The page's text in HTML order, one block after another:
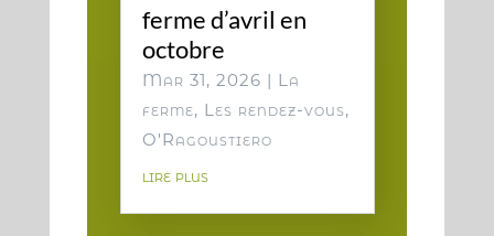
ferme d’avril en
octobre
Mar 31, 2026 | La
ferme, Les rendez-vous,
O'Ragoustiero
lire plus